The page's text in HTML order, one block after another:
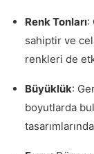
Renk Tonları:
sahiptir ve
renkleri de
Büyüklük:
boyutlarda